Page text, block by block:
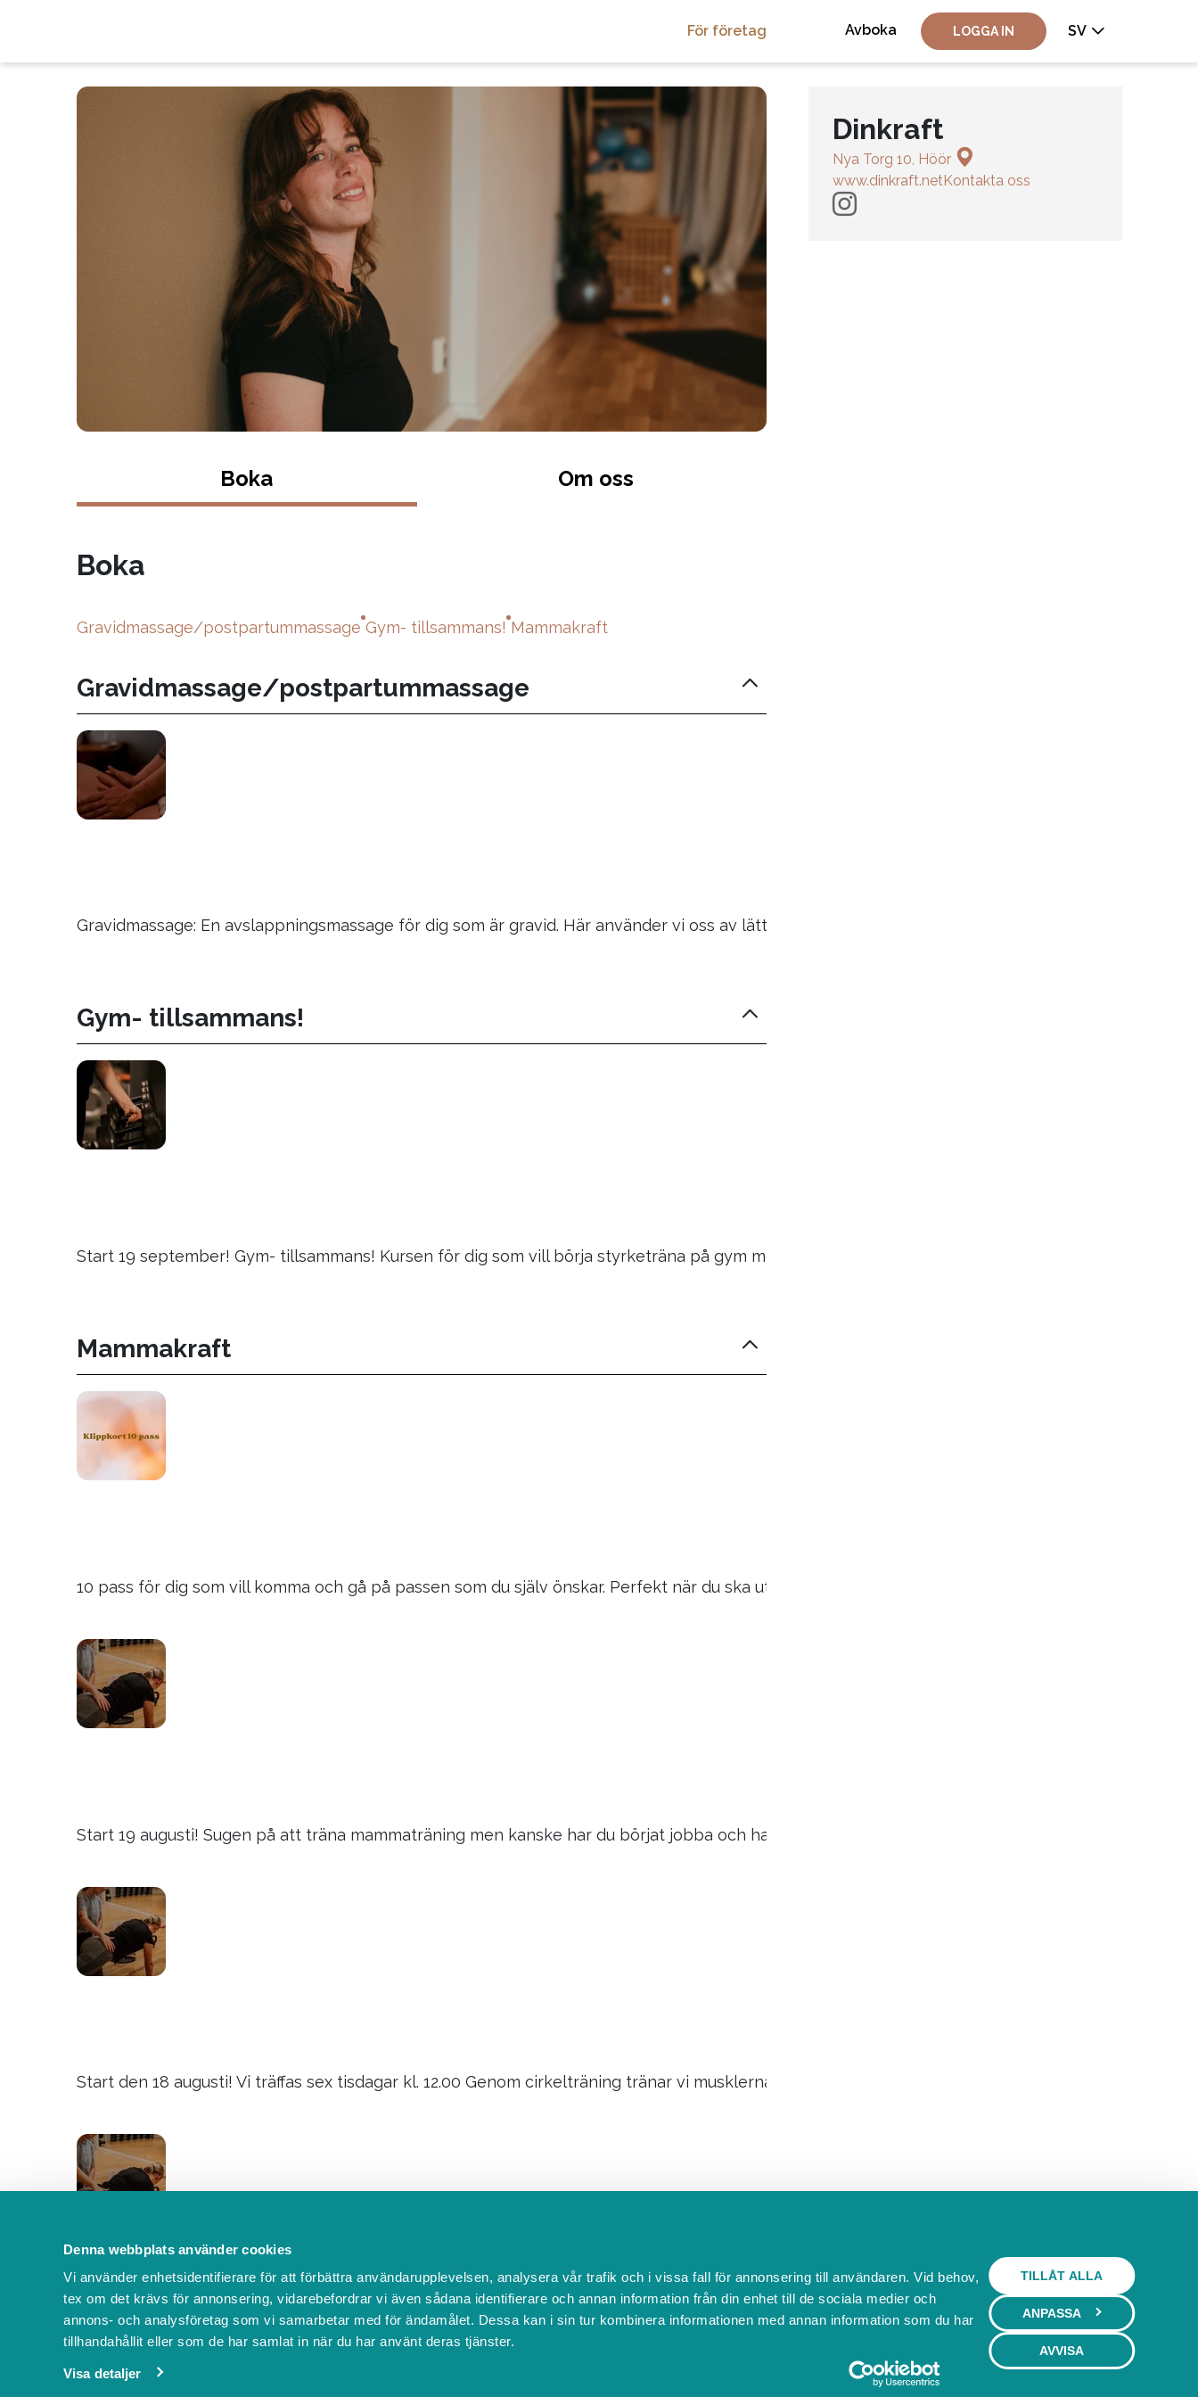
Denna webbplats använder cookies
Vi använder enhetsidentifierare för att förbättra användarupplevelsen, analysera vår trafik och i vissa fall för annonsering till användaren. Vid behov,
tex om det krävs för annonsering, vidarebefordrar vi även sådana identifierare och annan information från din enhet till de sociala medier och
annons- och analysföretag som vi samarbetar med för ändamålet. Dessa kan i sin tur kombinera informationen med annan information som du har
tillhandahållit eller som de har samlat in när du har använt deras tjänster.
Visa detaljer
TILLÅT ALLA
ANPASSA
AVVISA
För företag Avboka LOGGA IN SV
Dinkraft
Nya Torg 10, Höör
www.dinkraft.netKontakta oss
Boka Om oss
Boka
Gravidmassage/postpartummassage Gym- tillsammans! Mammakraft
Gravidmassage/postpartummassage
Gravidmassage: En avslappningsmassage för dig som är gravid. Här använder vi oss av lätta och omfamnande strykningar för att boosta
Gym- tillsammans!
Start 19 september! Gym- tillsammans! Kursen för dig som vill börja styrketräna på gym men inte riktigt vet hur du ska börja. Vi ses fyra
Mammakraft
10 pass för dig som vill komma och gå på passen som du själv önskar. Perfekt när du ska utnyttja ditt friskvårdsbidrag. Passen du kan välja
Start 19 augusti! Sugen på att träna mammaträning men kanske har du börjat jobba och har inte längre möjlighet att träna dagtid? Eller så var
Start den 18 augusti! Vi träffas sex tisdagar kl. 12.00 Genom cirkelträning tränar vi musklerna som försvagats under graviditeten. Självklart får
Start 20 augusti! Gruppträning för dig som varit gravid och vill stärka upp kroppen. Vi träffas sex torsdagar kl. 9.30 Genom cirkelträning tränar